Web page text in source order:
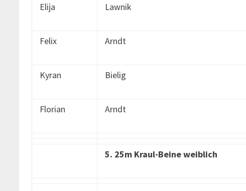
Elija Lawnik
Felix Arndt
Kyran Bielig
Florian Arndt
5. 25m Kraul-Beine weiblich